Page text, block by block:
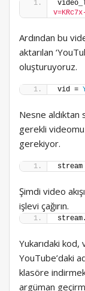
Ardından bu
aktarılan
oluşturuyoruz.
vid =
Nesne aldıktan
gerekli
gerekiyor.
Şimdi video
işlevi çağırın.
stream.
Yukarıdaki
YouTube’daki
klasöre
argüman